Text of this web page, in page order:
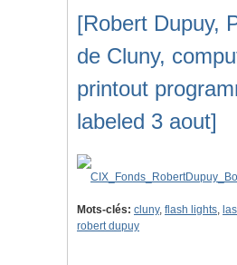
[Robert Dupuy,
de Cluny,
printout
labeled 3 aout]
Mots-clés: cluny, flash lights,
robert dupuy